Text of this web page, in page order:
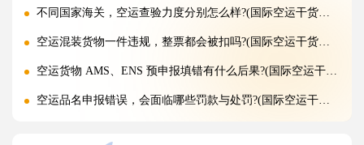
不同国家海关，空运查验力度分别怎么样?(国际空运干货知识分享)
空运混装货物一件违规，整票都会被扣吗?(国际空运干货知识分享)
空运货物 AMS、ENS 预申报填错有什么后果?(国际空运干货知识分享)
空运品名申报错误，会面临哪些罚款与处罚?(国际空运干货知识分享)